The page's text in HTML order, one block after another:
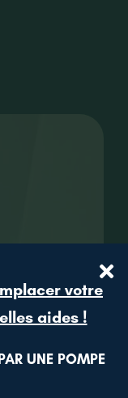
votre
aides !
UNE POMPE